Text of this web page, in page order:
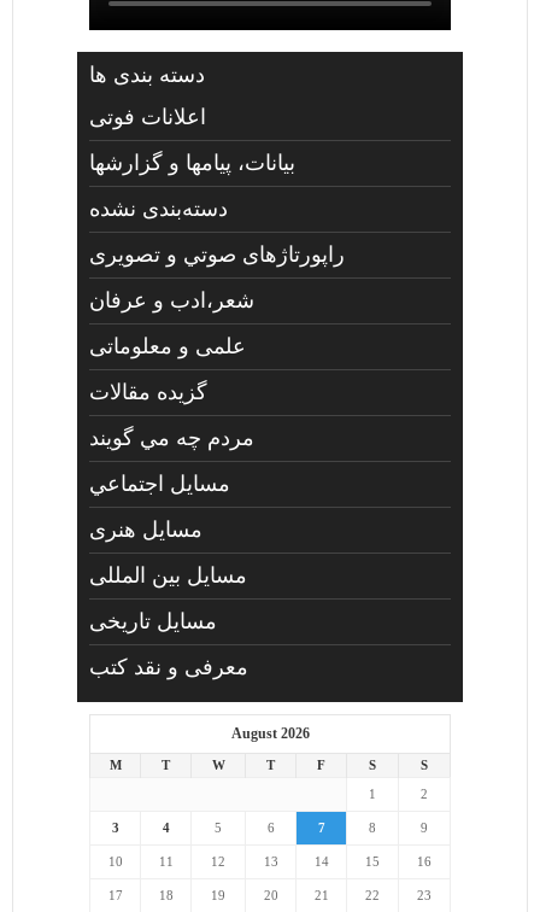
دسته بندی ها
اعلانات فوتی
بیانات، پیامها و گزارشها
دسته‌بندی نشده
راپورتاژهای صوتي و تصويری
شعر،ادب و عرفان
علمی و معلوماتی
گزیده مقالات
مردم چه مي گويند
مسايل اجتماعي
مسايل هنری
مسایل بین المللی
مسایل تاریخی
معرفی و نقد کتب
August 2026
M T W T F S
S
1
2
3 4 5 6 7 8 9
10 11 12 13 14 15 16
17 18 19 20 21 22 23